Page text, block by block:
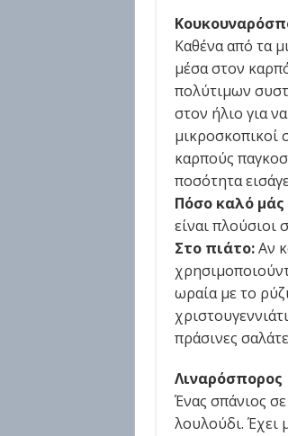
Καθένα από τα
μέσα στον
πολύτιμων
στον ήλιο για
μικροσκοπικοί
καρπούς
ποσότητα
Πόσο καλό μάς
είναι πλούσιοι
Στο πιάτο:Αν
ωραία με το
πράσινες
Λιναρόσπορος
Ένας σπάνιος
λουλούδι. Έχει